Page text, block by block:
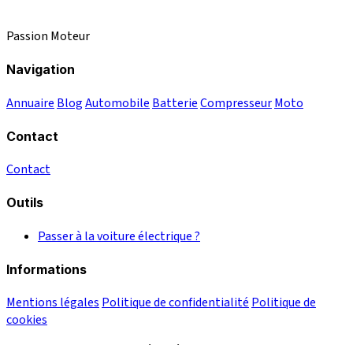
Passion Moteur
Navigation
Annuaire BlogAutomobile BatterieCompresseurMoto
Contact
Contact
Outils
Passer à la voiture électrique ?
Informations
Mentions légales Politique de confidentialité Politique de
cookies